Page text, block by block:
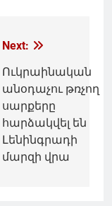
Next:
Ուկրաինական
անօդաչու թռչող
սարքերը
հարձակվել են
Լենինգրադի
մարզի վրա